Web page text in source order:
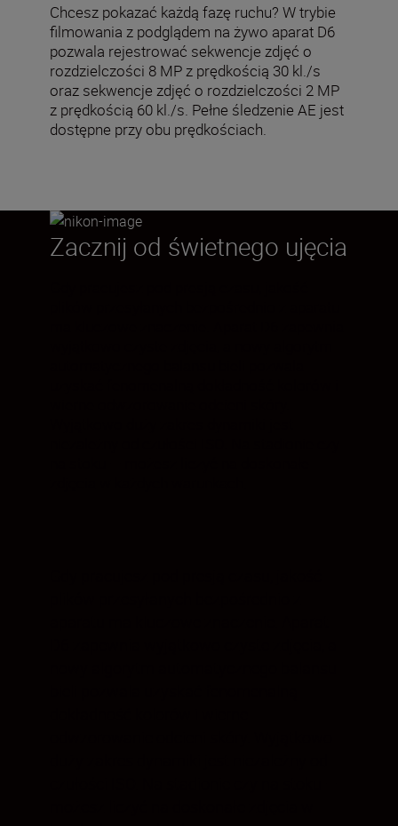
Chcesz pokazać każdą fazę ruchu? W trybie
filmowania z podglądem na żywo aparat D6
pozwala rejestrować sekwencje zdjęć o
rozdzielczości 8 MP z prędkością 30 kl./s
oraz sekwencje zdjęć o rozdzielczości 2 MP
z prędkością 60 kl./s. Pełne śledzenie AE jest
dostępne przy obu prędkościach.
Zacznij od świetnego ujęcia